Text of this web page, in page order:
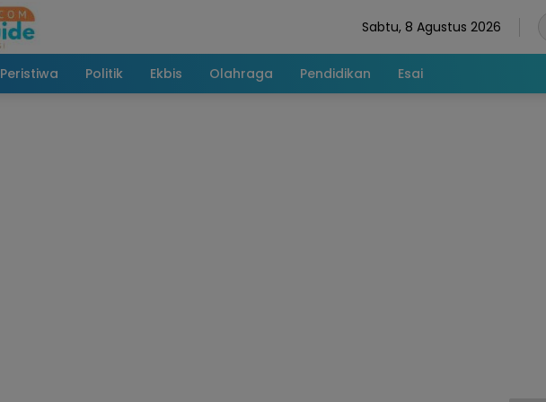
Sabtu, 8 Agustus 2026
Peristiwa Politik Ekbis Olahraga Pendidikan Esai